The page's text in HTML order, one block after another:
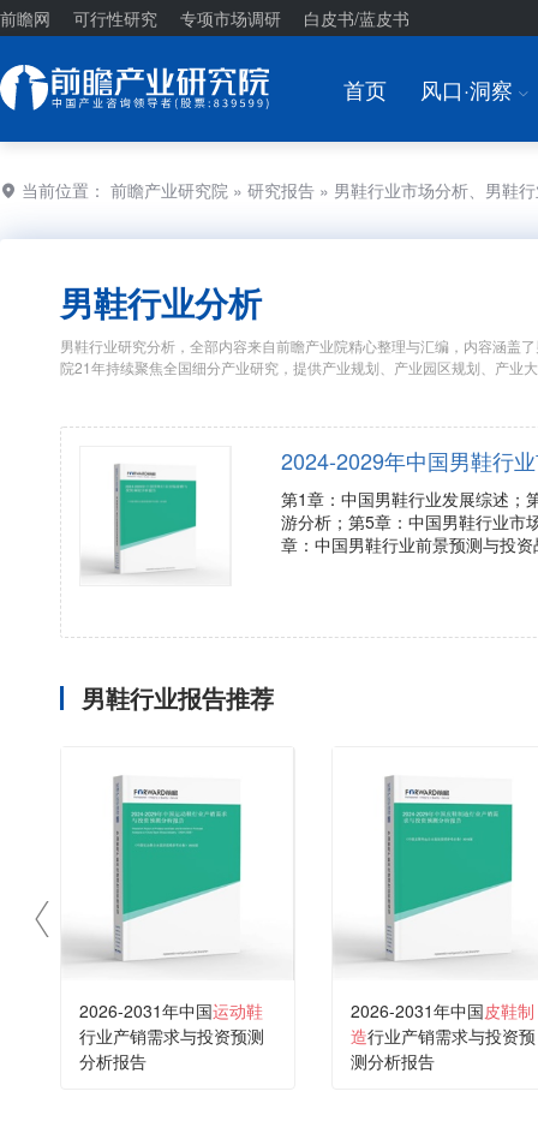
前瞻网 可行性研究 专项市场调研 白皮书/蓝皮书
首页 风口·洞察 I
当前位置： 前瞻产业研究院 » 研究报告 » 男鞋行业市场分析、男鞋
男鞋行业分析
男鞋行业研究分析，全部内容来自前瞻产业院精心整理与汇编，内容涵盖
院21年持续聚焦全国细分产业研究，提供产业规划、产业园区规划、产业
2024-2029年中国男鞋行
第1章：中国男鞋行业发展综述；
游分析；第5章：中国男鞋行业市
章：中国男鞋行业前景预测与投
男鞋行业报告推荐
2026-2031年中国运动鞋
行业产销需求与投资预测
分析报告
2026-2031年中国皮鞋制
造行业产销需求与投资预
测分析报告